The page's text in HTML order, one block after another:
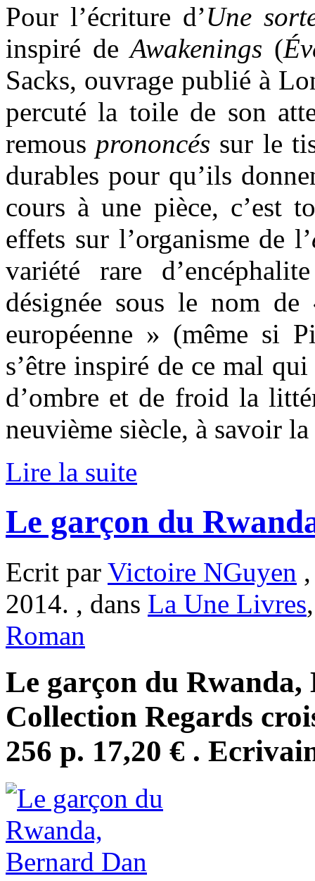
Pour l’écriture d’Une
inspiré deAwakenings (É
Sacks, ouvrage publié à
percuté la toile de son
remous prononcés sur le
durables pour qu’ils
cours à une pièce, c’est
effets sur l’organisme de l’
variété rare
désignée sous le nom
européenne » (même si
s’être inspiré de ce mal
d’ombre et de froid la
neuvième siècle, à savoir
Lire la suite
Le garçon du
Ecrit par Victoire NGuyen
2014. , dans La Une Livres
Roman
Le garçon du Rwanda,
Collection Regards
256 p. 17,20 € .